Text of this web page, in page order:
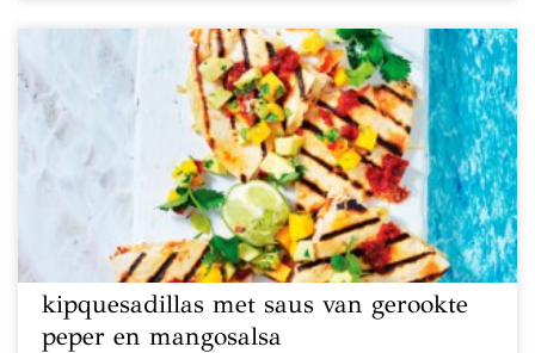
kipquesadillas met saus van gerookte
peper en mangosalsa